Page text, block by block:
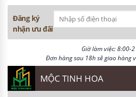
Đăng ký
nhận ưu đãi
Giờ làm việc: 8:00-
Đơn hàng sau 18h sẽ giao hàng
MỘC TINH HOA